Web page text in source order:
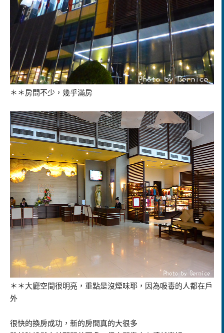
＊＊房間不少，幾乎滿房
＊＊大廳空間很明亮，重點是沒煙味耶，因為吸毒的人都在戶
外
很快的換房成功，新的房間真的大很多